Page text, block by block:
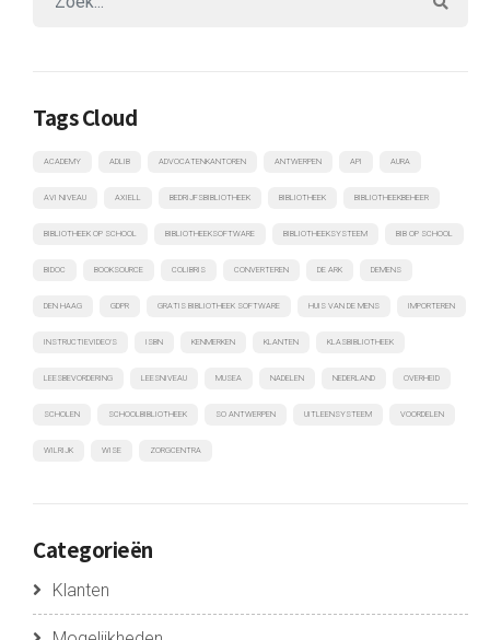
Tags Cloud
ACADEMY ADLIB ADVOCATENKANTOREN ANTWERPEN API AURA
AVI NIVEAU AXIELL BEDRIJFSBIBLIOTHEEK BIBLIOTHEEK BIBLIOTHEEKBEHEER
BIBLIOTHEEK OP SCHOOL BIBLIOTHEEKSOFTWARE BIBLIOTHEEKSYSTEEM BIB OP SCHOOL
BIDOC BOOKSOURCE COLIBRIS CONVERTEREN DE ARK DEMENS
DEN HAAG GDPR GRATIS BIBLIOTHEEK SOFTWARE HUIS VAN DE MENS IMPORTEREN
INSTRUCTIEVIDEO'S ISBN KENMERKEN KLANTEN KLASBIBLIOTHEEK
LEESBEVORDERING LEESNIVEAU MUSEA NADELEN NEDERLAND OVERHEID
SCHOLEN SCHOOLBIBLIOTHEEK SO ANTWERPEN UITLEENSYSTEEM VOORDELEN
WILRIJK WISE ZORGCENTRA
Categorieën
Klanten